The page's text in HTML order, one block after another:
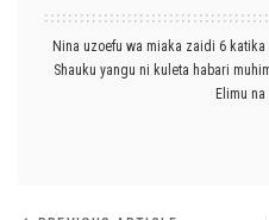
Nina uzoefu wa miaka zaidi 6
Shauku yangu ni kuleta habari
Elimu